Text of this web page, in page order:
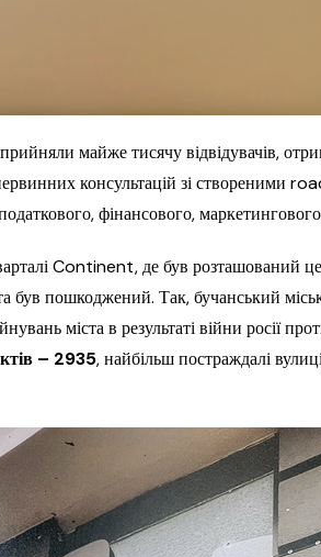
майже тисячу відвідувачів,
консультацій зі створеними
фінансового,
Continent, де був розташований
був пошкоджений. Так, бучанський
міста в результаті війни росії
– 2935, найбільш постраждалі